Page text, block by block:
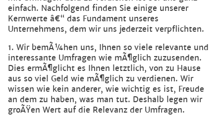
einfach. Nachfolgend finden Sie einige unserer
Kernwerte â€“ das Fundament unseres
Unternehmens, dem wir uns jederzeit verpflichten.
1. Wir bemÃ¼hen uns, Ihnen so viele relevante und
interessante Umfragen wie mÃ¶glich zuzusenden.
Dies ermÃ¶glicht es Ihnen letztlich, von zu Hause
aus so viel Geld wie mÃ¶glich zu verdienen. Wir
wissen wie kein anderer, wie wichtig es ist, Freude
an dem zu haben, was man tut. Deshalb legen wir
groÃŸen Wert auf die Relevanz der Umfragen.